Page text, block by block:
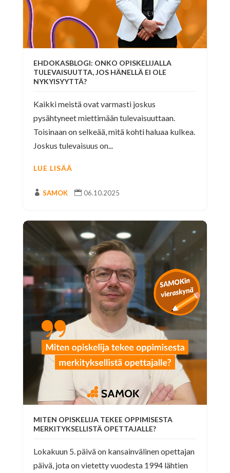
EHDOKASBLOGI: ONKO OPISKELIJALLA
TULEVAISUUTTA, JOS HÄNELLÄ EI OLE
NYKYISYYTTÄ?
Kaikki meistä ovat varmasti joskus
pysähtyneet miettimään tulevaisuuttaan.
Toisinaan on selkeää, mitä kohti haluaa kulkea.
Joskus tulevaisuus on...
LUE LISÄÄ
 SAMOK  06.10.2025
MITEN OPISKELIJA TEKEE OPPIMISESTA
MERKITYKSELLISTÄ OPETTAJALLE?
Lokakuun 5. päivä on kansainvälinen opettajan
päivä, jota on vietetty vuodesta 1994 lähtien